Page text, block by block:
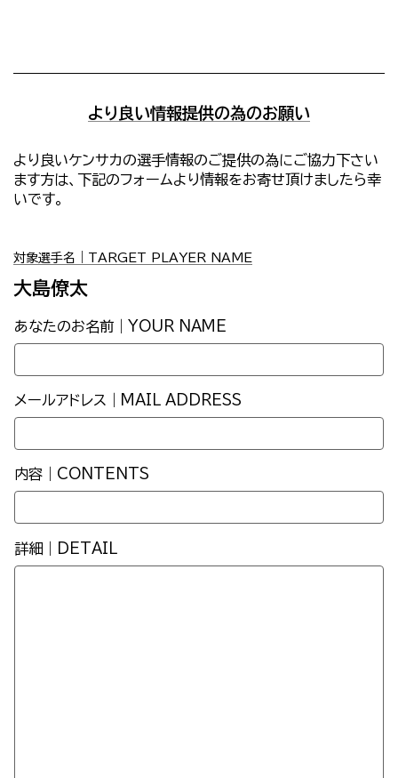
より良い情報提供の為のお願い
より良いケンサカの選手情報のご提供の為にご協力下さい
ます方は、下記のフォームより情報をお寄せ頂けましたら幸
いです。
対象選手名｜TARGET PLAYER NAME
大島僚太
あなたのお名前｜YOUR NAME
メールアドレス｜MAIL ADDRESS
内容｜CONTENTS
詳細｜DETAIL